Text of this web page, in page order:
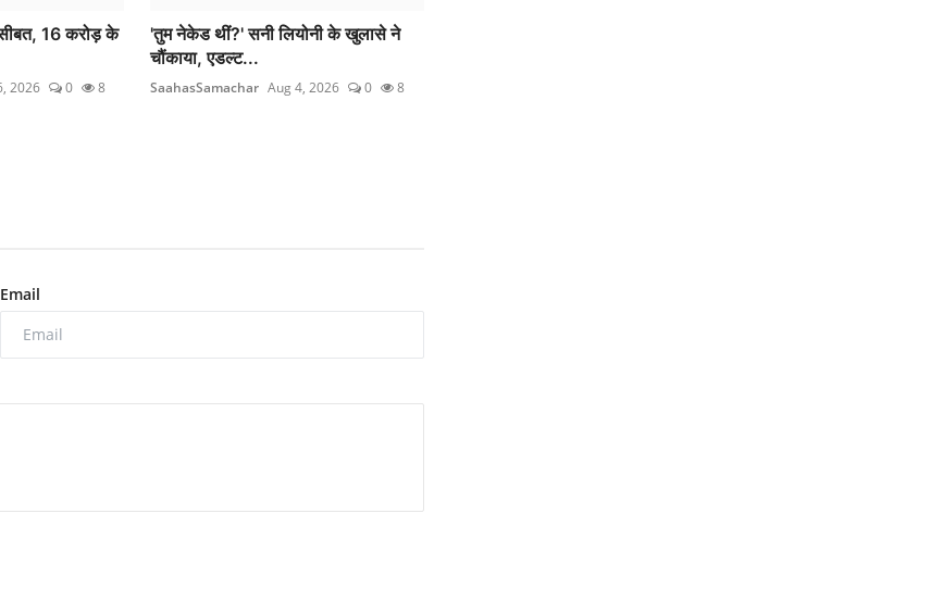
16 करोड़ के
2026 0 8
'तुम नेकेड थीं?' सनी लियोनी के खुलासे ने
चौंकाया, एडल्ट...
SaahasSamachar Aug 4, 2026 0 8
Email